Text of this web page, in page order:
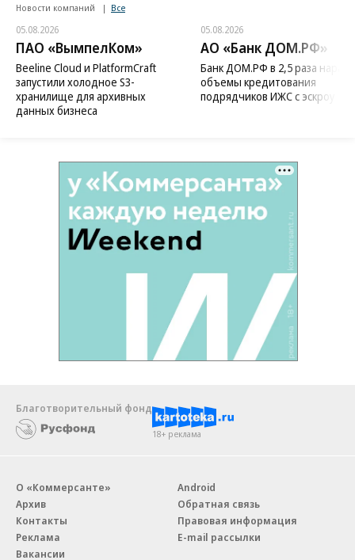
Новости компаний Все
05.08.2026
ПАО «ВымпелКом»
Beeline Cloud и PlatformCraft
запустили холодное S3-
хранилище для архивных
данных бизнеса
05.08.2026
АО «Банк ДОМ.РФ»
Банк ДОМ.РФ в 2,5 раза
объемы кредитования
подрядчиков ИЖС с эскроу
Благотворительный фонд
18+ реклама
О «Коммерсанте»
Архив
Контакты
Реклама
Вакансии
Android
Обратная связь
Правовая информация
E-mail рассылки